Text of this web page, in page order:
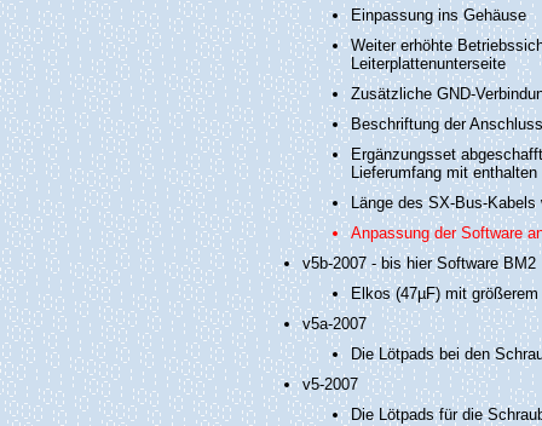
Einpassung ins Gehäuse
Weiter erhöhte
Leiterplattenunterseite
Zusätzliche GND-
Beschriftung der
Ergänzungsset
Lieferumfang mit enthalten
Länge des SX-Bus-
Anpassung der Software
v5b-2007 - bis hier Software BM2
Elkos (47µF) mit
v5a-2007
Die Lötpads bei den
v5-2007
Die Lötpads für die